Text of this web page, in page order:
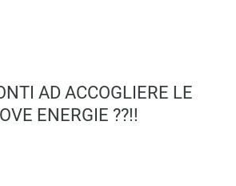
AD ACCOGLIERE LE
ENERGIE ??!!